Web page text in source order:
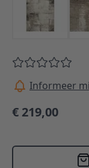
Informeer
€ 219,00